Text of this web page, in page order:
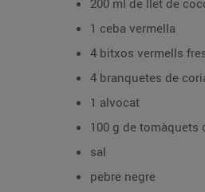
200 ml de llet de
1 ceba vermella
4 bitxos vermells
4 branquetes de
1 alvocat
100 g de tomàquets
sal
pebre negre